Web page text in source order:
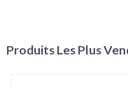
Produits Les Plus